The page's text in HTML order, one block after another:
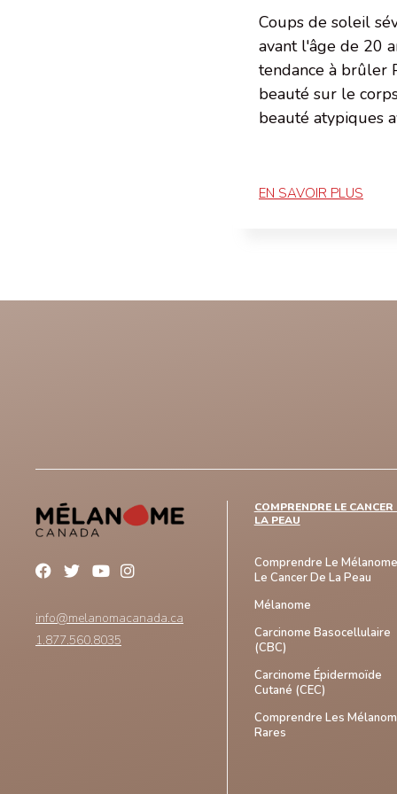
Coups de soleil
avant l'âge de 20
tendance à brûler
beauté sur le
beauté atypiques
EN SAVOIR PLUS
info@melanomacanada.ca
1.877.560.8035
COMPRENDRE LE CANCER
LA PEAU
Comprendre Le
Le Cancer De La Peau
Mélanome
Carcinome Basocellulaire
(CBC)
Carcinome Épidermoïde
Cutané (CEC)
Comprendre Les
Rares